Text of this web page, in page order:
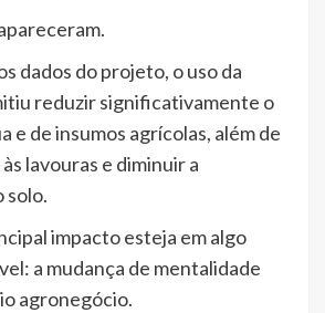
dados do projeto, o uso da
reduzir significativamente o
e de insumos agrícolas, além de
lavouras e diminuir a
solo.
impacto esteja em algo
a mudança de mentalidade
agronegócio.